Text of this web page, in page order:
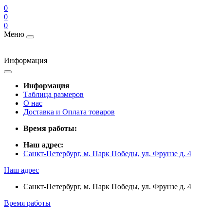
0
0
0
Меню
Информация
Информация
Таблица размеров
О нас
Доставка и Оплата товаров
Время работы:
Наш адрес:
Санкт-Петербург, м. Парк Победы, ул. Фрунзе д. 4
Наш адрес
Санкт-Петербург, м. Парк Победы, ул. Фрунзе д. 4
Время работы